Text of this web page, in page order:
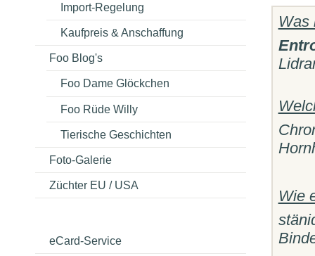
Import-Regelung
Kaufpreis & Anschaffung
Foo Blog's
Foo Dame Glöckchen
Foo Rüde Willy
Tierische Geschichten
Foto-Galerie
Züchter EU / USA
eCard-Service
Was
Wie